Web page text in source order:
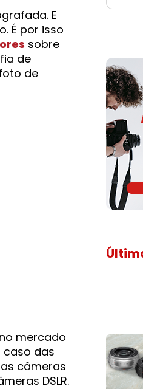
E
É por isso
sobre
de
de
no mercado
caso das
câmeras
DSLR.